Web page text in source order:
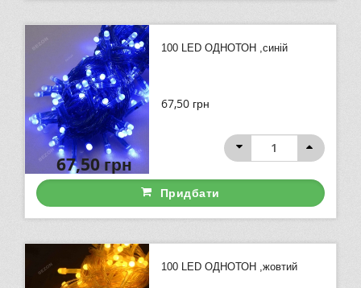
100 LED ОДНОТОН ,синій
67,50 грн
67,50грн
Придбати
100 LED ОДНОТОН ,жовтий